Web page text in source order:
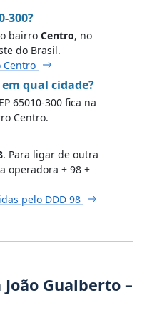
300?
bairro Centro, no
do Brasil.
Centro
qual cidade?
65010-300 fica na
Centro.
. Para ligar de outra
operadora + 98 +
pelo DDD 98
Gualberto –